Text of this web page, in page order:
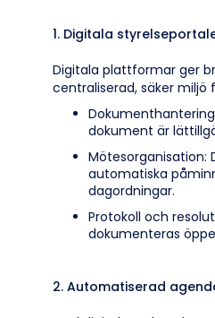
1. Digitala
Digitala plattformar ger
centraliserad, säker miljö
dokument är
Mötesorganisation:
automatiska
dagordningar.
Protokoll och
dokumenteras
2. Automatiserad